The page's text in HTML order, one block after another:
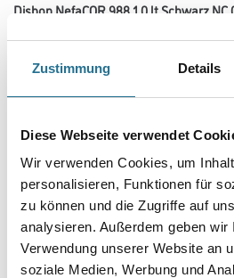
Zustimmung Details
Diese Webseite verwendet
Wir verwenden Cookies, um
personalisieren, Funktionen für
zu können und die Zugriffe auf
analysieren. Außerdem geben
Verwendung unserer Website an
soziale Medien, Werbung und
Disbon NefaCOR 988 1,0 lt Schwarz NC
Art-Nr.:1001-014207
NEFACOR Farbpasten sind speziell für die
Epoxidharz-, PU-Harz und 1K
hochkonzentrierte Farbpasten.
Farbtonbezeichnung
Gebinde